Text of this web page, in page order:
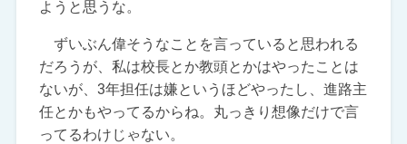
ようと思うな。
ずいぶん偉そうなことを言っていると思われる
だろうが、私は校長とか教頭とかはやったことは
ないが、3年担任は嫌というほどやったし、進路主
任とかもやってるからね。丸っきり想像だけで言
ってるわけじゃない。